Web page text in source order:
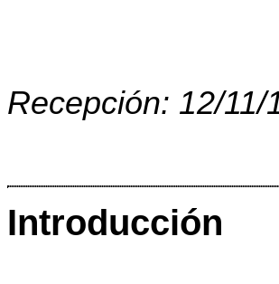
Recepción: 12/
Introducción